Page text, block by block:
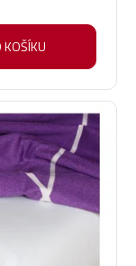
KOŠÍKU